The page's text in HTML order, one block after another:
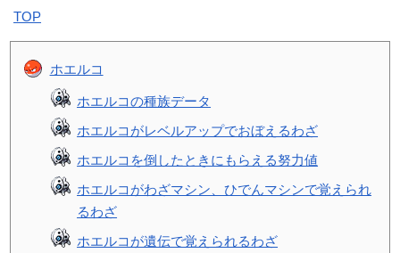
TOP
ホエルコ
ホエルコの種族データ
ホエルコがレベルアップでおぼえるわざ
ホエルコを倒したときにもらえる努力値
ホエルコがわざマシン、ひでんマシンで覚えられ
るわざ
ホエルコが遺伝で覚えられるわざ